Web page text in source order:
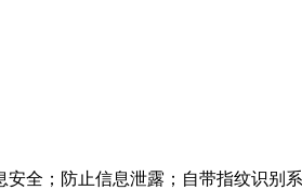
全；防止信息泄露；自带指纹识别